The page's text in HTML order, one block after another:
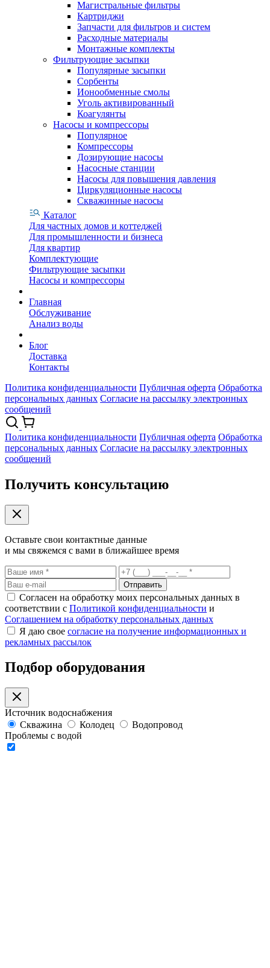
Магистральные фильтры
Картриджи
Запчасти для фильтров и систем
Расходные материалы
Монтажные комплекты
Фильтрующие засыпки
Популярные засыпки
Сорбенты
Ионообменные смолы
Уголь активированный
Коагулянты
Насосы и компрессоры
Популярное
Компрессоры
Дозирующие насосы
Насосные станции
Насосы для повышения давления
Циркуляционные насосы
Скважинные насосы
Каталог
Для частных домов и коттеджей
Для промышленности и бизнеса
Для квартир
Комплектующие
Фильтрующие засыпки
Насосы и компрессоры
Главная
Обслуживание
Анализ воды
Блог
Доставка
Контакты
Политика конфиденциальности Публичная оферта Обработка
персональных данных Согласие на рассылку электронных
сообщений
Политика конфиденциальности Публичная оферта Обработка
персональных данных Согласие на рассылку электронных
сообщений
Получить консультацию
Оставьте свои контактные данные
и мы свяжемся с вами в ближайшее время
Отправить
Согласен на обработку моих персональных данных в
соответствии с Политикой конфиденциальности и
Соглашением на обработку персональных данных
Я даю свое согласие на получение информационных и
рекламных рассылок
Подбор оборудования
Источник водоснабжения
Скважина
Колодец
Водопровод
Проблемы с водой